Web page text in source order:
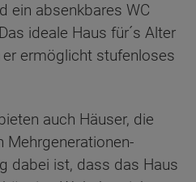
ein absenkbares WC
ideale Haus für´s Alter
ermöglicht stufenloses
auch Häuser, die
Mehrgenerationen-
dabei ist, dass das Haus